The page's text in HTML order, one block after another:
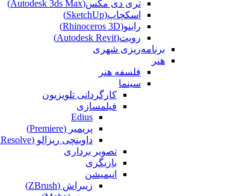
تری دی مکس(Autodesk 3ds Max)
اسکچاپ(SketchUp)
راینو(Rhinoceros 3D)
رویت(Autodesk Revit)
برنامه‌ریزی شهری
هنر
فلسفه هنر
سینما
کارگردانی تلویزیون
فیلمسازی
Edius
پریمیر (Premiere)
داوینچی ریزالو (DaVinci Resolve)
تصویر برداری
بازیگری
انیمیشن
زیبراش (ZBrush)